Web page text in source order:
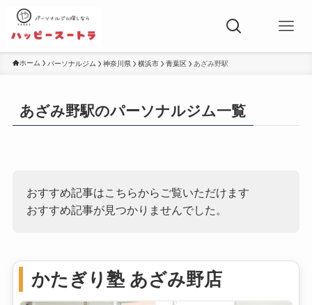
ホーム パーソナルジム 神奈川県 横浜市 青葉区 あざみ野駅
あざみ野駅のパーソナルジム一覧
おすすめ記事はこちらからご覧いただけます
おすすめ記事が見つかりませんでした。
かたぎり塾 あざみ野店